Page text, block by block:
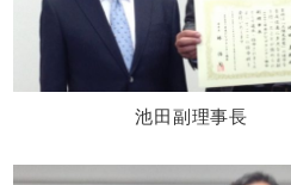
池田副理事長